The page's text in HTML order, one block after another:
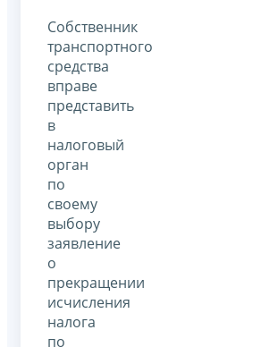
Собственник
транспортного
средства
вправе
представить
в
налоговый
орган
по
своему
выбору
заявление
о
прекращении
исчисления
налога
по